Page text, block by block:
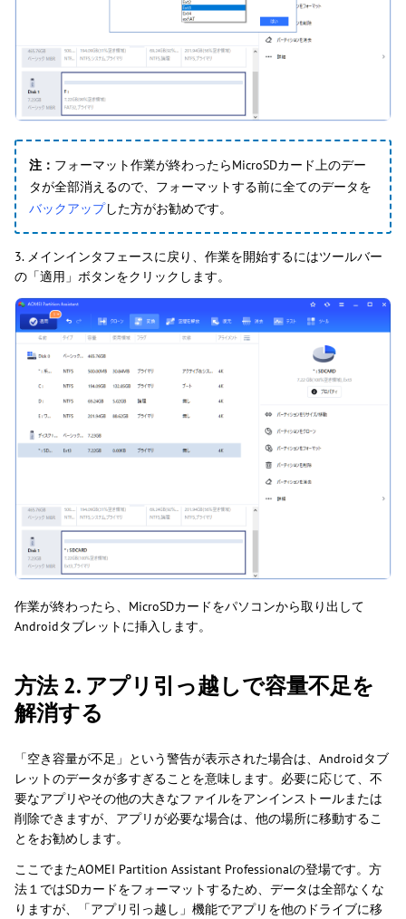
注： フォーマット作業が終わったらMicroSDカード上のデー
タが全部消えるので、フォーマットする前に全てのデータを
バックアップした方がお勧めです。
3. メインインタフェースに戻り、作業を開始するにはツールバー
の「適用」ボタンをクリックします。
作業が終わったら、MicroSDカードをパソコンから取り出して
Androidタブレットに挿入します。
方法 2. アプリ引っ越しで容量不足を
解消する
「空き容量が不足」という警告が表示された場合は、Androidタブ
レットのデータが多すぎることを意味します。必要に応じて、不
要なアプリやその他の大きなファイルをアンインストールまたは
削除できますが、アプリが必要な場合は、他の場所に移動するこ
とをお勧めします。
ここでまたAOMEI Partition Assistant Professionalの登場です。方
法１ではSDカードをフォーマットするため、データは全部なくな
りますが、「アプリ引っ越し」機能でアプリを他のドライブに移